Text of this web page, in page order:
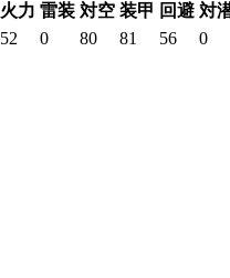
火力 雷装 対空 装甲 回避 対
52 0 80 81 56 0